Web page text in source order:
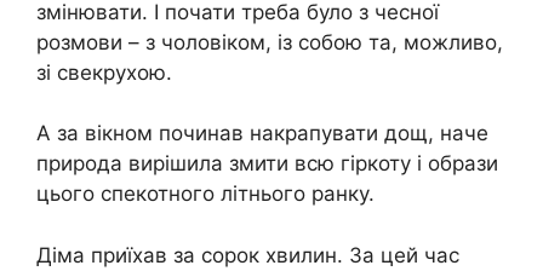
змінювати. І почати треба було з чесної
розмови – з чоловіком, із собою та, можливо,
зі свекрухою.
А за вікном починав накрапувати дощ, наче
природа вирішила змити всю гіркоту і образи
цього спекотного літнього ранку.
Діма приїхав за сорок хвилин. За цей час